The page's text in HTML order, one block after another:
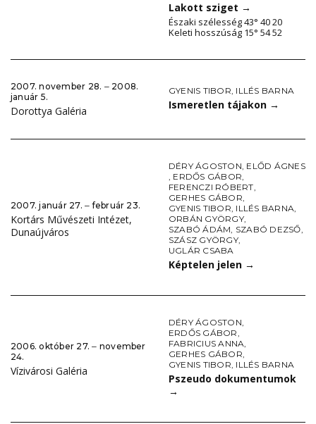
Lakott sziget →
Északi szélesség 43° 40 20
Keleti hosszúság 15° 54 52
2007. november 28. ‒ 2008.
január 5.
Dorottya Galéria
GYENIS TIBOR ILLÉS BARNA
Ismeretlen tájakon →
2007. január 27. ‒ február 23.
Kortárs Művészeti Intézet,
Dunaújváros
DÉRY ÁGOSTON, ELŐD ÁGNES
, ERDŐS GÁBOR,
FERENCZI RÓBERT,
GERHES GÁBOR,
GYENIS TIBOR, ILLÉS BARNA,
ORBÁN GYÖRGY,
SZABÓ ÁDÁM, SZABÓ DEZSŐ,
SZÁSZ GYÖRGY,
UGLÁR CSABA
Képtelen jelen →
2006. október 27. ‒ november
24.
Vízivárosi Galéria
DÉRY ÁGOSTON,
ERDŐS GÁBOR,
FABRICIUS ANNA,
GERHES GÁBOR,
GYENIS TIBOR, ILLÉS BARNA
Pszeudo dokumentumok
→